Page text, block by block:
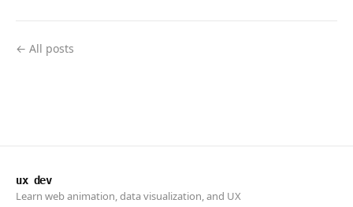
← All posts
ux dev
Learn web animation, data visualization, and UX